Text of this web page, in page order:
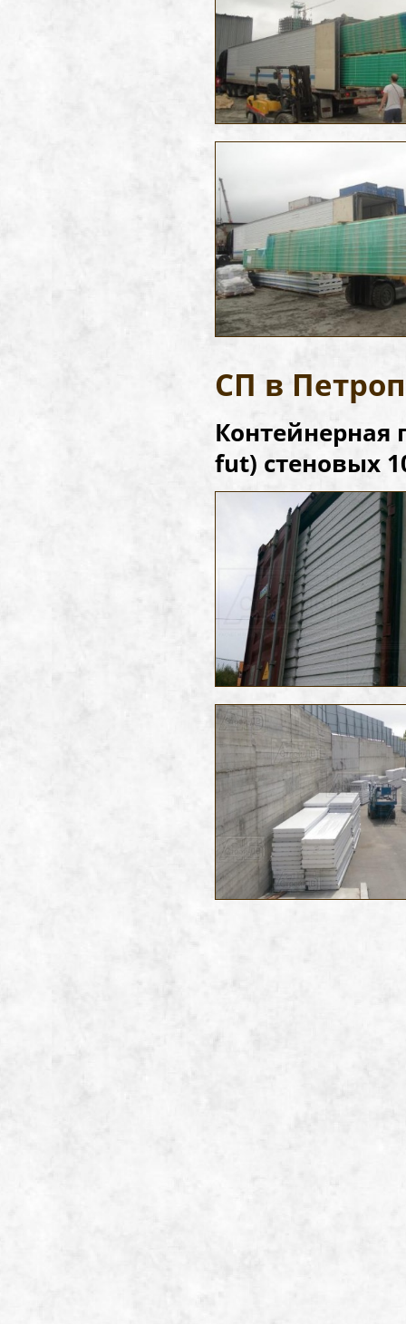
СП в
Контейнерная
fut) стеновых